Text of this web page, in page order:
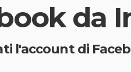
da
l'account di